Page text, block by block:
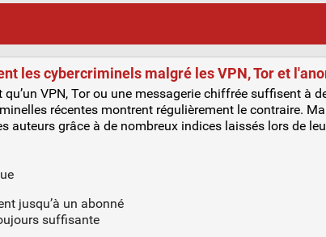
les cybercriminels malgré les VPN, Tor et
VPN, Tor ou une messagerie chiffrée suffisent à
récentes montrent régulièrement le contraire.
auteurs grâce à de nombreux indices laissés lors de
jusqu’à un abonné
suffisante